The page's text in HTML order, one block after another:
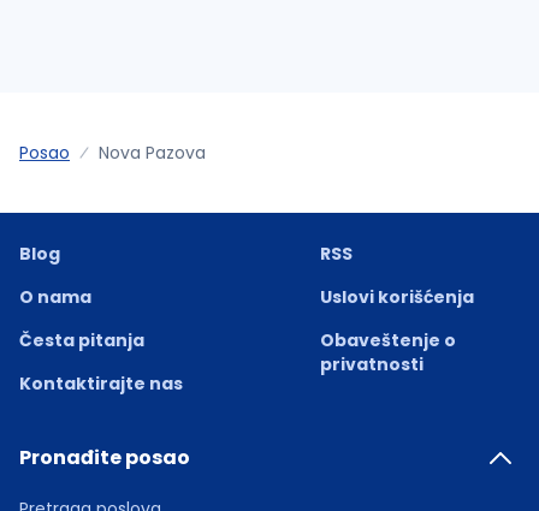
Posao Nova Pazova
Blog
O nama
Česta pitanja
Kontaktirajte nas
RSS
Uslovi korišćenja
Obaveštenje o
privatnosti
Pronađite posao